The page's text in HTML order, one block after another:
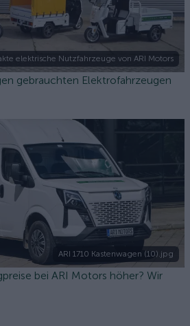
elektrische Nutzfahrzeuge von ARI Motors
gebrauchten Elektrofahrzeugen
ARI 1710 Kastenwagen (10).jpg
bei ARI Motors höher? Wir